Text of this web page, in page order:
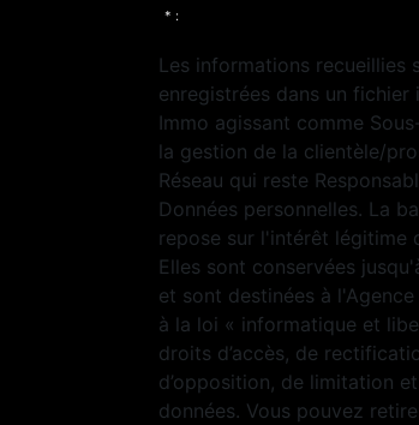
* :
Les informations recueillies
enregistrées dans un
Immo agissant comme
la gestion de la clientèle/
Réseau qui reste
Données personnelles. La
repose sur l'intérêt légitime
Elles sont conservées
et sont destinées à
à la loi « informatique et
droits d’accès, de
d’opposition, de limitation
données. Vous pouvez